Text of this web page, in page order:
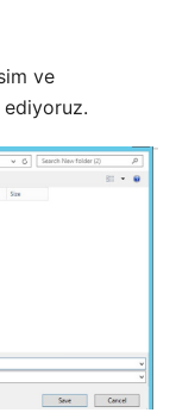
ve
ediyoruz.